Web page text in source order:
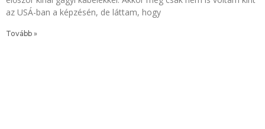
az USÁ-ban a képzésén, de láttam, hogy
Tovább »